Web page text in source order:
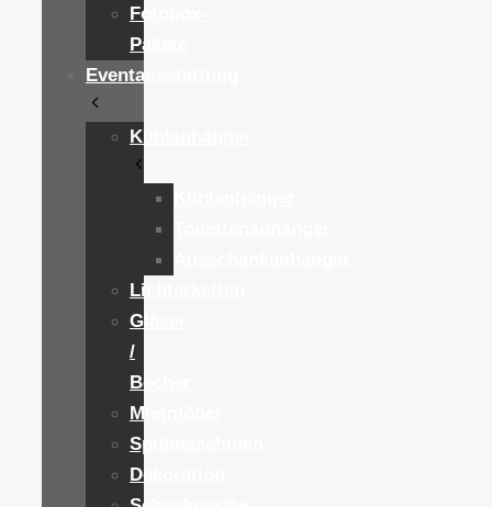
Fotobox-
Pakete
Eventausstattung
Kühlanhänger
Lichterketten
Gläser
/
Becher
Mietmöbel
Spülmaschinen
Dekoration